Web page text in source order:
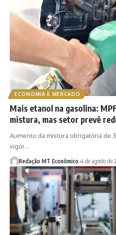
ECONOMIA E MERCADO
Mais etanol na gasolina:
mistura, mas setor prevê
Aumento da mistura obrigatória de
vigor…
Redação MT Econômico 4 de agosto de